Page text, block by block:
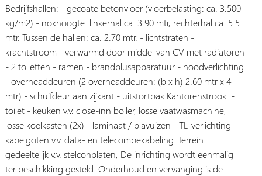
Bedrijfshallen: - gecoate betonvloer (vloerbelasting: ca. 3.500
kg/m2) - nokhoogte: linkerhal ca. 3.90 mtr, rechterhal ca. 5.5
mtr. Tussen de hallen: ca. 2.70 mtr. - lichtstraten -
krachtstroom - verwarmd door middel van CV met radiatoren
- 2 toiletten - ramen - brandblusapparatuur - noodverlichting
- overheaddeuren (2 overheaddeuren: (b x h) 2.60 mtr x 4
mtr) - schuifdeur aan zijkant - uitstortbak Kantorenstrook: -
toilet - keuken v.v. close-inn boiler, losse vaatwasmachine,
losse koelkasten (2x) - laminaat / plavuizen - TL-verlichting -
kabelgoten v.v. data- en telecombekabeling. Terrein:
gedeeltelijk v.v. stelconplaten, De inrichting wordt eenmalig
ter beschikking gesteld. Onderhoud en vervanging is de